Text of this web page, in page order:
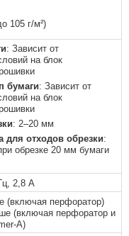
105 г/м²)
: Зависит от
на блок
бумаги: Зависит от
на блок
: 2–20 мм
для отходов обрезки:
обрезке 20 мм бумаги
2,8 А
(включая перфоратор)
(включая перфоратор и
A)